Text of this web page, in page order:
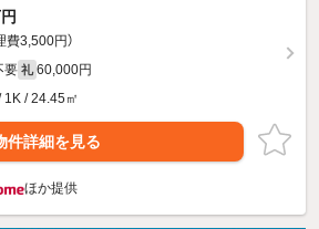
費3,500円）
要 礼 60,000円
1K / 24.45㎡
件詳細を見る
ほか提供